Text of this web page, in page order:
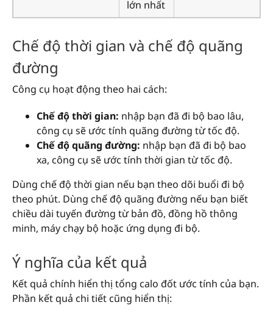
lớn nhất
Chế độ thời gian và chế độ quãng
đường
Công cụ hoạt động theo hai cách:
Chế độ thời gian: nhập bạn đã đi bộ bao lâu,
công cụ sẽ ước tính quãng đường từ tốc độ.
Chế độ quãng đường: nhập bạn đã đi bộ bao
xa, công cụ sẽ ước tính thời gian từ tốc độ.
Dùng chế độ thời gian nếu bạn theo dõi buổi đi bộ
theo phút. Dùng chế độ quãng đường nếu bạn biết
chiều dài tuyến đường từ bản đồ, đồng hồ thông
minh, máy chạy bộ hoặc ứng dụng đi bộ.
Ý nghĩa của kết quả
Kết quả chính hiển thị tổng calo đốt ước tính của bạn.
Phần kết quả chi tiết cũng hiển thị: